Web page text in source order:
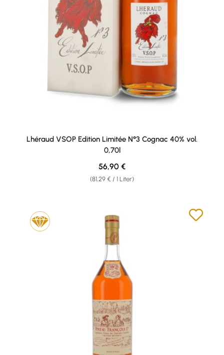
Lhéraud VSOP Edition Limitée N°3 Cognac 40% vol.
0,70l
(81,29 € / 1 Liter)
Regulärer Preis:
56,90 €